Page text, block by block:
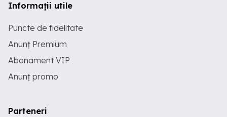
Informații utile
Puncte de fidelitate
Anunț Premium
Abonament VIP
Anunț promo
Parteneri